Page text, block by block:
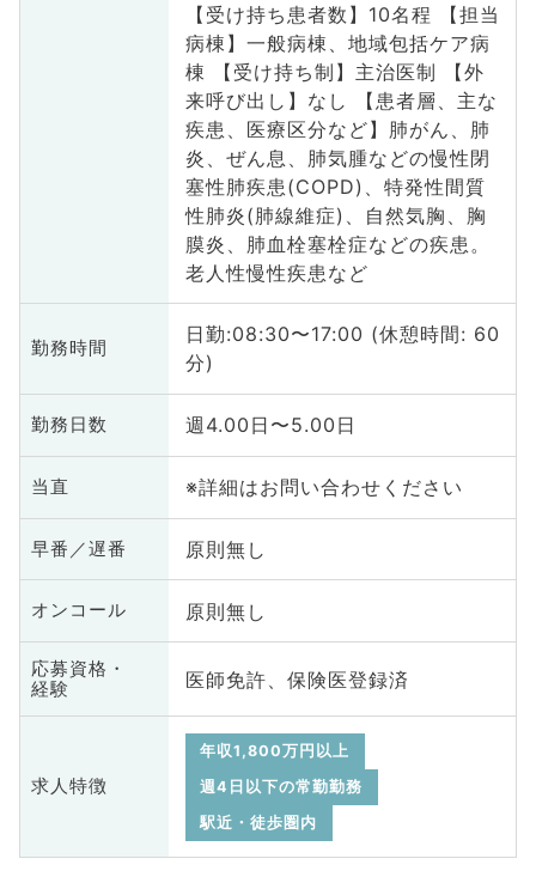
【受け持ち患者数】10名程 【担当
病棟】一般病棟、地域包括ケア病
棟 【受け持ち制】主治医制 【外
来呼び出し】なし 【患者層、主な
疾患、医療区分など】肺がん、肺
炎、ぜん息、肺気腫などの慢性閉
塞性肺疾患(COPD)、特発性間質
性肺炎(肺線維症)、自然気胸、胸
膜炎、肺血栓塞栓症などの疾患。
老人性慢性疾患など
勤務時間
日勤:08:30〜17:00 (休憩時間: 60
分)
勤務日数 週4.00日〜5.00日
当直 ※詳細はお問い合わせください
早番／遅番 原則無し
オンコール 原則無し
応募資格・
経験
医師免許、保険医登録済
求人特徴
年収1,800万円以上
週4日以下の常勤勤務
駅近・徒歩圏内